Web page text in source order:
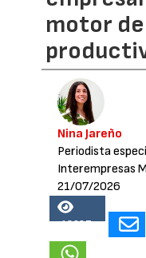
motor de
Nina Jareño
Periodista
Interempresas
21/07/2026
18287